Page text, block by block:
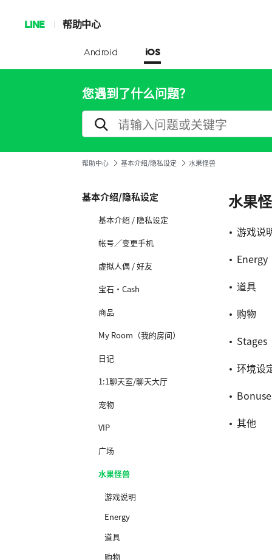
LINE 帮助中心
Android iOS
您遇到了什么问题？
帮助中心 基本介绍/隐私设定 水果怪兽
基本介绍/隐私设定
基本介绍 / 隐私设定
帐号／变更手机
虚拟人偶 / 好友
宝石·Cash
商品
My Room（我的房间）
日记
1:1聊天室/聊天大厅
宠物
VIP
广场
水果怪兽
游戏说明
Energy
道具
购物
水果
游戏说
Energy
道具
购物
Stages
环境设
其他